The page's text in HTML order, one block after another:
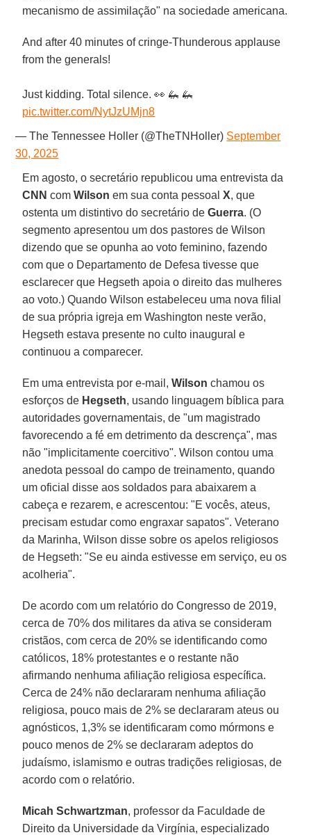
mecanismo de assimilação" na sociedade americana.
And after 40 minutes of cringe-Thunderous applause
from the generals!
Just kidding. Total silence. 👀 🦗 🦗
pic.twitter.com/NytJzUMjn8
— The Tennessee Holler (@TheTNHoller) September
30, 2025
Em agosto, o secretário republicou uma entrevista da
CNN comWilson em sua conta pessoalX, que
ostenta um distintivo do secretário de Guerra. (O
segmento apresentou um dos pastores de Wilson
dizendo que se opunha ao voto feminino, fazendo
com que o Departamento de Defesa tivesse que
esclarecer que Hegseth apoia o direito das mulheres
ao voto.) Quando Wilson estabeleceu uma nova filial
de sua própria igreja em Washington neste verão,
Hegseth estava presente no culto inaugural e
continuou a comparecer.
Em uma entrevista por e-mail,Wilson chamou os
esforços de Hegseth, usando linguagem bíblica para
autoridades governamentais, de "um magistrado
favorecendo a fé em detrimento da descrença", mas
não "implicitamente coercitivo". Wilson contou uma
anedota pessoal do campo de treinamento, quando
um oficial disse aos soldados para abaixarem a
cabeça e rezarem, e acrescentou: "E vocês, ateus,
precisam estudar como engraxar sapatos". Veterano
da Marinha, Wilson disse sobre os apelos religiosos
de Hegseth: "Se eu ainda estivesse em serviço, eu os
acolheria".
De acordo com um relatório do Congresso de 2019,
cerca de 70% dos militares da ativa se consideram
cristãos, com cerca de 20% se identificando como
católicos, 18% protestantes e o restante não
afirmando nenhuma afiliação religiosa específica.
Cerca de 24% não declararam nenhuma afiliação
religiosa, pouco mais de 2% se declararam ateus ou
agnósticos, 1,3% se identificaram como mórmons e
pouco menos de 2% se declararam adeptos do
judaísmo, islamismo e outras tradições religiosas, de
acordo com o relatório.
Micah Schwartzman, professor da Faculdade de
Direito da Universidade da Virgínia, especializado